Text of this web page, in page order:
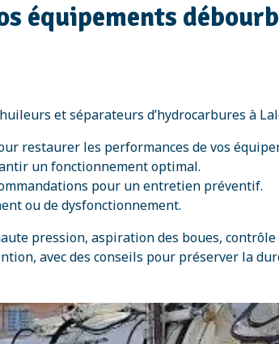
équipements
et séparateurs d’hydrocarbures à
restaurer les performances de vos
un fonctionnement optimal.
pour un entretien préventif.
ou de dysfonctionnement.
pression, aspiration des boues,
avec des conseils pour préserver la